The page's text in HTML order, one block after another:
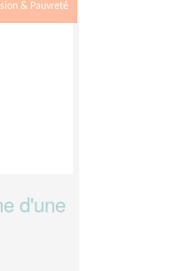
& Pauvreté
d'une